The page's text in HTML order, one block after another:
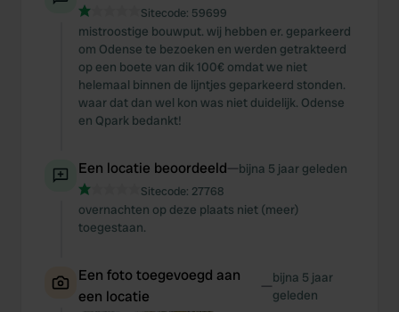
Sitecode: 59699
mistroostige bouwput. wij hebben er. geparkeerd
om Odense te bezoeken en werden getrakteerd
op een boete van dik 100€ omdat we niet
helemaal binnen de lijntjes geparkeerd stonden.
waar dat dan wel kon was niet duidelijk. Odense
en Qpark bedankt!
Een locatie beoordeeld—bijna 5 jaar geleden
Sitecode: 27768
overnachten op deze plaats niet (meer)
toegestaan.
Een foto toegevoegd aan
een locatie
—bijna 5 jaar
geleden